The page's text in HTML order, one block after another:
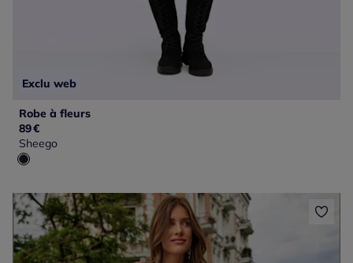
Exclu web
Robe à fleurs
89€
Sheego